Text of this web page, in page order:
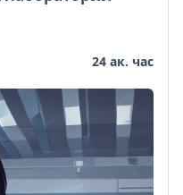
24 ак. час